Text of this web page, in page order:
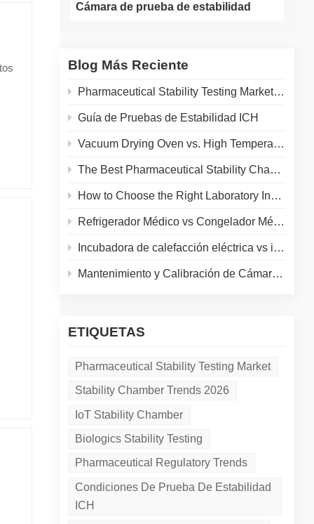
Cámara de prueba de estabilidad
Blog Más Reciente
Pharmaceutical Stability Testing Market 2026: Growth Drivers, Regulatory Shifts & Technology Trends
Guía de Pruebas de Estabilidad ICH
Vacuum Drying Oven vs. High Temperature Oven: How to Choose the Right Equipment for Your Application
The Best Pharmaceutical Stability Chamber Manufacturer
How to Choose the Right Laboratory Incubator: A Complete Buyer's Guide for 2026
Refrigerador Médico vs Congelador Médico: Cómo Elegir el Almacenamiento en Frío Adecuado para tu Laboratorio
Incubadora de calefacción eléctrica vs incubadora de camisa de agua: Comparación completa para tu laboratorio
Mantenimiento y Calibración de Cámaras de Pruebas Ambientales: Guía Práctica para Prolongar la Vida Útil del Equipo y Garantizar Resultados Precisos
ETIQUETAS
Pharmaceutical Stability Testing Market
Stability Chamber Trends 2026
IoT Stability Chamber
Biologics Stability Testing
Pharmaceutical Regulatory Trends
Condiciones De Prueba De Estabilidad
ICH
el